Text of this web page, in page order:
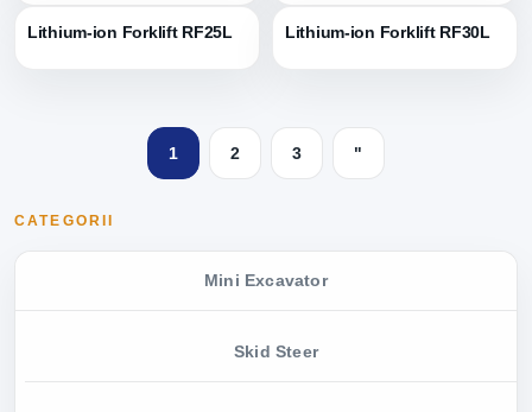
CATEGORII
Mini Excavator
Skid Steer
Lithium-ion Forklift RF25L Lithium-ion Forklift RF30L
1 2 3 "